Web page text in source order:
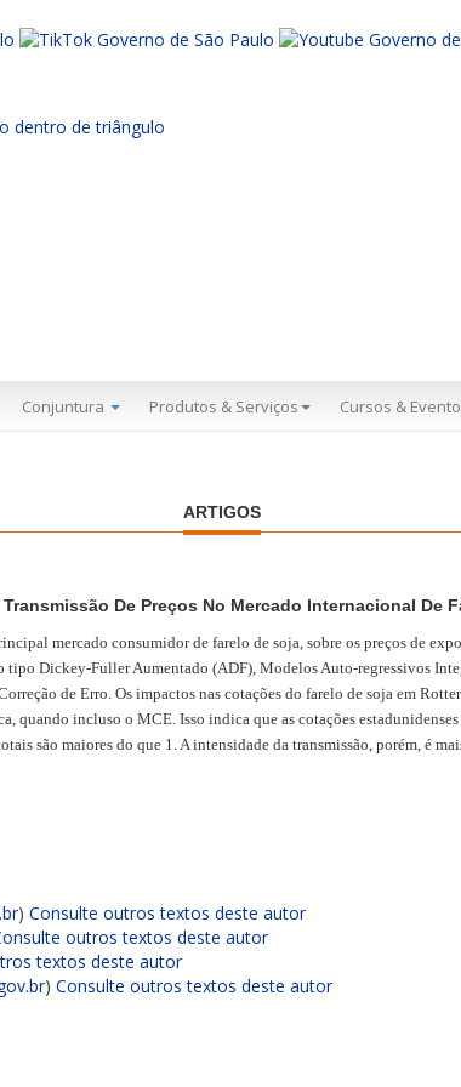
Conjuntura Produtos & Serviços Cursos &
ARTIGOS
De Preços No Mercado Internacional De
mercado consumidor de farelo de soja, sobre os preços de
tipo Dickey-Fuller Aumentado (ADF), Modelos Auto-regressivos
de Erro. Os impactos nas cotações do farelo de soja em
quando incluso o MCE. Isso indica que as cotações
são maiores do que 1. A intensidade da transmissão, porém, é
) Consulte outros textos deste autor
outros textos deste autor
textos deste autor
) Consulte outros textos deste autor